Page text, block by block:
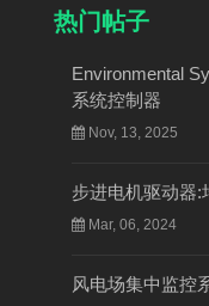
热门帖子
Environmental
系统控制器
Nov, 13, 2025
步进电机驱动器:
Mar, 06, 2024
风电场集中监控